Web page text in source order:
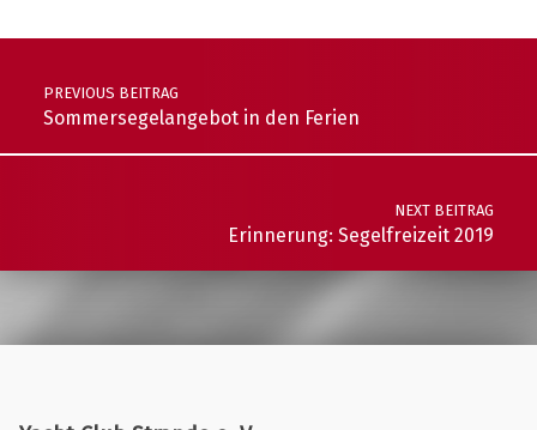
Post navigation
PREVIOUS BEITRAG
Sommersegelangebot in den Ferien
NEXT BEITRAG
Erinnerung: Segelfreizeit 2019